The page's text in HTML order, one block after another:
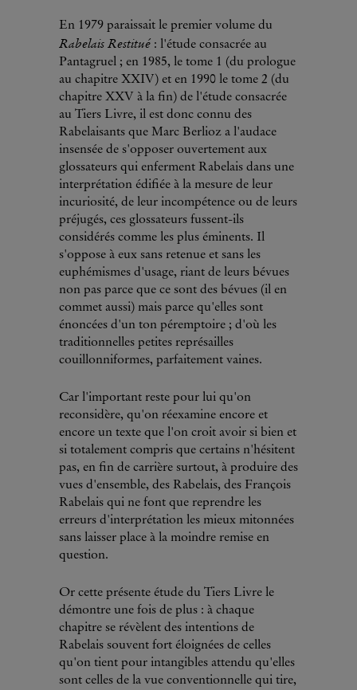
En 1979 paraissait le premier volume du
Rabelais Restitué : l'étude consacrée au
Pantagruel ; en 1985, le tome 1 (du prologue
au chapitre XXIV) et en 1990 le tome 2 (du
chapitre XXV à la fin) de l'étude consacrée
au Tiers Livre, il est donc connu des
Rabelaisants que Marc Berlioz a l'audace
insensée de s'opposer ouvertement aux
glossateurs qui enferment Rabelais dans une
interprétation édifiée à la mesure de leur
incuriosité, de leur incompétence ou de leurs
préjugés, ces glossateurs fussent-ils
considérés comme les plus éminents. Il
s'oppose à eux sans retenue et sans les
euphémismes d'usage, riant de leurs bévues
non pas parce que ce sont des bévues (il en
commet aussi) mais parce qu'elles sont
énoncées d'un ton péremptoire ; d'où les
traditionnelles petites représailles
couillonniformes, parfaitement vaines.
Car l'important reste pour lui qu'on
reconsidère, qu'on réexamine encore et
encore un texte que l'on croit avoir si bien et
si totalement compris que certains n'hésitent
pas, en fin de carrière surtout, à produire des
vues d'ensemble, des Rabelais, des François
Rabelais qui ne font que reprendre les
erreurs d'interprétation les mieux mitonnées
sans laisser place à la moindre remise en
question.
Or cette présente étude du Tiers Livre le
démontre une fois de plus : à chaque
chapitre se révèlent des intentions de
Rabelais souvent fort éloignées de celles
qu'on tient pour intangibles attendu qu'elles
sont celles de la vue conventionnelle qui tire,